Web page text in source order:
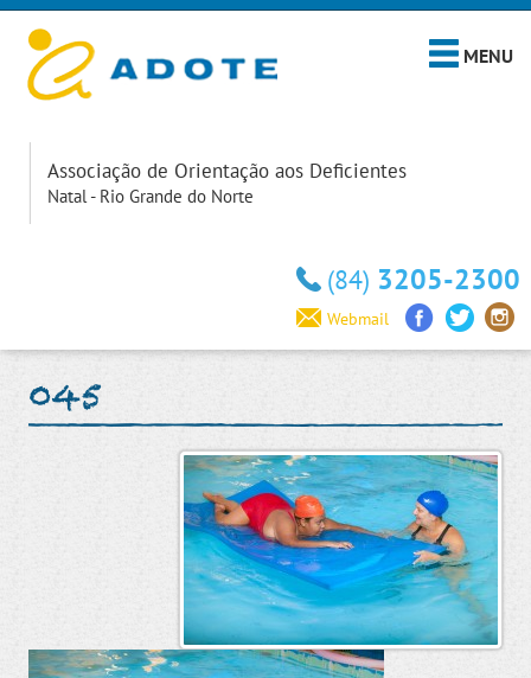
MENU
Associação de Orientação aos Deficientes
Natal - Rio Grande do Norte
(84) 3205-2300
Webmail
045